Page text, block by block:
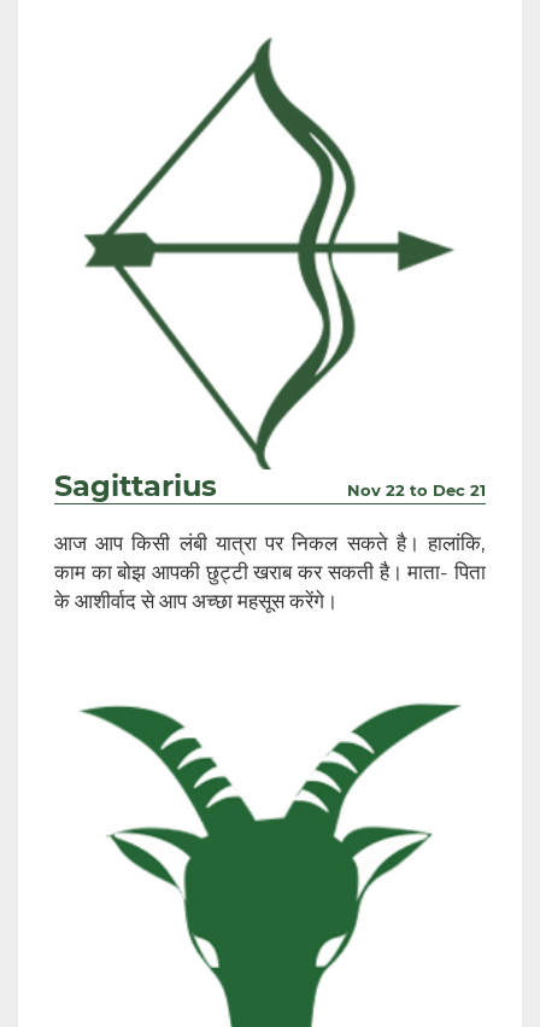
Sagittarius Nov 22 to Dec 21
आज आप किसी लंबी यात्रा पर निकल सकते है। हालांकि,
काम का बोझ आपकी छुट्टी खराब कर सकती है। माता- पिता
के आशीर्वाद से आप अच्छा महसूस करेंगे।